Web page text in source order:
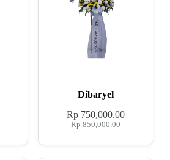
Dibaryel
Rp850,000.00
Rp 750,000.00